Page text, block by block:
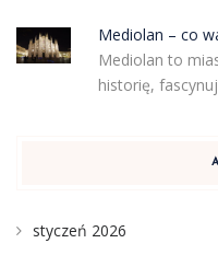
Mediolan – co
Mediolan to
historię,
styczeń 2026